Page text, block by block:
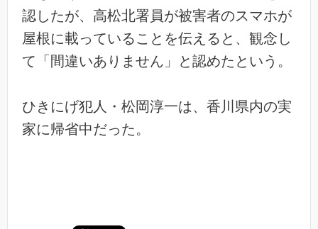
認したが、高松北署員が被害者のスマホが
屋根に載っていることを伝えると、観念し
て「間違いありません」と認めたという。
ひきにげ犯人・松岡淳一は、香川県内の実
家に帰省中だった。